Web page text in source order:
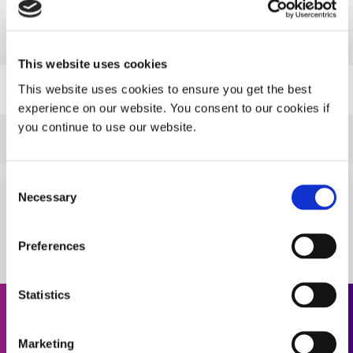
This website uses cookies
This website uses cookies to ensure you get the best
experience on our website. You consent to our cookies if
you continue to use our website.
Selection
Necessary
Preferences
Statistics
Marketing
Guía: Enmascarantes SpeedMask (ES)
Guía: Tecnología de curado por luz ultravioleta (ES)
(Asia|CN)
Guía: Enmascarantes SpeedMask (Asia|ES)
Guía: Selector de productos de Asia (Asia|ES)
Guía: Enmascarantes SpeedMask (Europa|ES)